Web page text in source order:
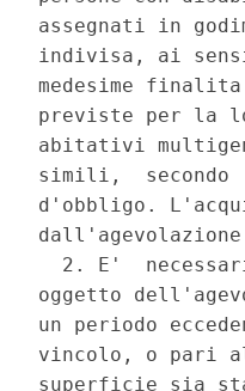
assegnati in
indivisa, ai
medesime
previste per la
abitativi
simili,
d'obbligo.
2. E'
oggetto
un periodo
vincolo, o pari
superficie sia